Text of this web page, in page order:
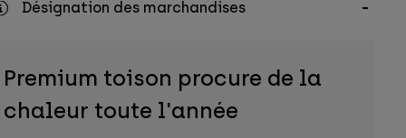
Désignation des marchandises
Premium toison procure de la
chaleur toute l'année